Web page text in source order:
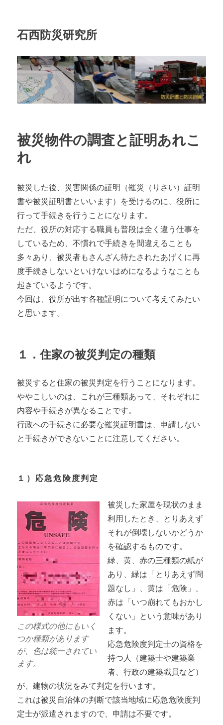
石西防災研究所
被災物件の調査と証明あれこ
れ
被災した後、災害関係の証明（罹災（りさい）証明
書や被災証明書といいます）を受けるのに、役所に
行って手続きを行うことになります。
ただ、役所の対応する職員も普段は全く違う仕事を
しているため、不慣れで手続きを間違えることも
多々あり、被災者もさんざん待たされたあげくに再
度手続きしないといけないはめになるようなことも
起きているようです。
今回は、役所が出す各種証明について考えてみたい
と思います。
１．住家の被災判定の種類
被災すると住家の被災判定を行うことになります。
ややこしいのは、これが三種類あって、それぞれに
内容や手続きが異なることです。
行政への手続きに必要な罹災証明書は、申請しない
と手続きができないことに注意してください。
１）応急危険度判定
この様式の他にもいく
つか種類があります
が、色は統一されてい
ます。
被災した家屋を現状のまま
利用したとき、とりあえず
それが倒壊しないかどうか
を確認するものです。
緑、黄、赤の三種類の紙が
あり、緑は「とりあえず問
題なし」、黄は「危険」、
赤は「いつ崩れてもおかし
くない」という意味があり
ます。
応急危険度判定士の資格を
持つ人（建築士や建築業
者、行政の建築職員など）
が、建物の状況をみて判定を行います。
これは被災自治体の判断で該当地域に応急危険度判
定士が派遣されますので、申請は不要です。